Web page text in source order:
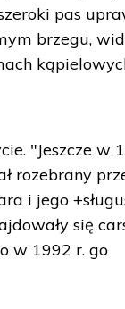
pas
brzegu,
"Jeszcze w
rozebrany
i jego
się
w 1992 r. go